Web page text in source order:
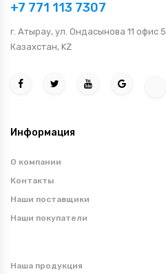
+7 771 113 7307
г. Атырау, ул. Ондасынова 11 офис 5
Казахстан, KZ
Информация
О компании
Контакты
Наши поставщики
Наши покупатели
Наша продукция